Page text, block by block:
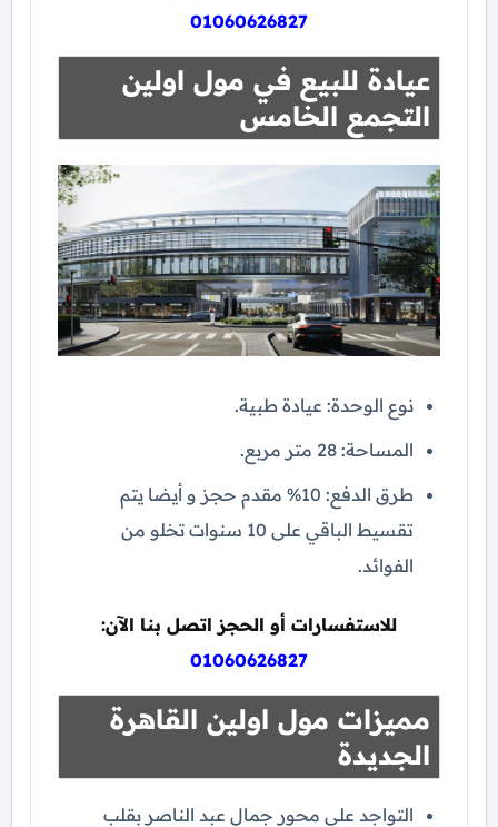
01060626827
عيادة للبيع في مول اولين
التجمع الخامس
نوع الوحدة: عيادة طبية.
المساحة: 28 متر مربع.
طرق الدفع: 10% مقدم حجز و أيضا يتم
تقسيط الباقي على 10 سنوات تخلو من
الفوائد.
للاستفسارات أو الحجز اتصل بنا الآن:
01060626827
مميزات مول اولين القاهرة
الجديدة
التواجد علي محور جمال عبد الناصر بقلب